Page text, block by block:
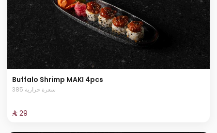
Buffalo Shrimp MAKI 4pcs
385 سعرة حرارية
⁨⁦‪‬ 29⁩